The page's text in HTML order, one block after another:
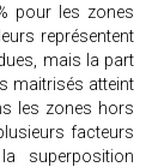
pour les zones
représentent
mais la part
maitrisés atteint
les zones hors
facteurs
superposition